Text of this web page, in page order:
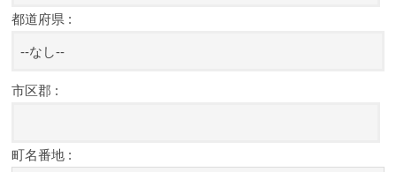
都道府県 :
市区郡 :
町名番地 :